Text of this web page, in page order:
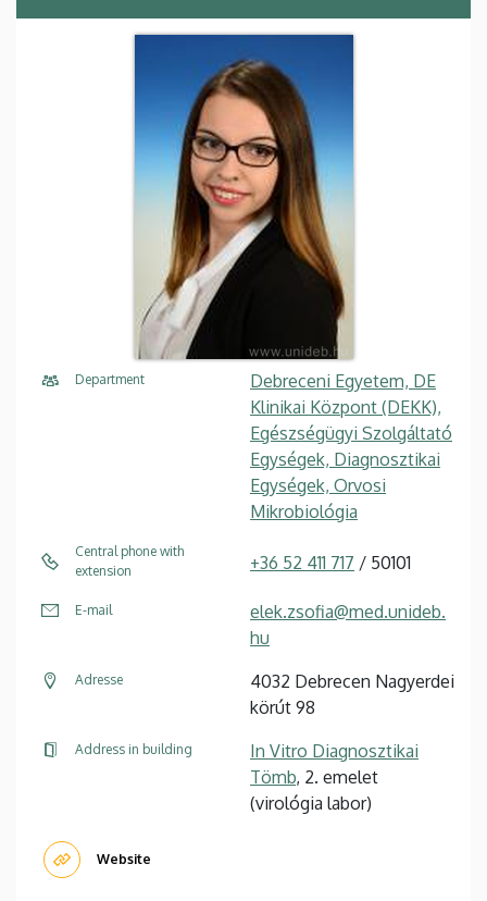
Department
Debreceni Egyetem, DE
Klinikai Központ (DEKK),
Egészségügyi Szolgáltató
Egységek, Diagnosztikai
Egységek, Orvosi
Mikrobiológia
Central phone with
extension
+36 52 411 717 / 50101
E-mail
elek.zsofia@med.unideb.
hu
Adresse
4032 Debrecen Nagyerdei
körút 98
Address in building
In Vitro Diagnosztikai
Tömb, 2. emelet
(virológia labor)
Website